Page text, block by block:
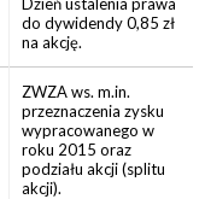
do dywidendy 0,85 zł
na akcję.
ZWZA ws. m.in.
przeznaczenia zysku
wypracowanego w
roku 2015 oraz
podziału akcji (splitu
akcji).